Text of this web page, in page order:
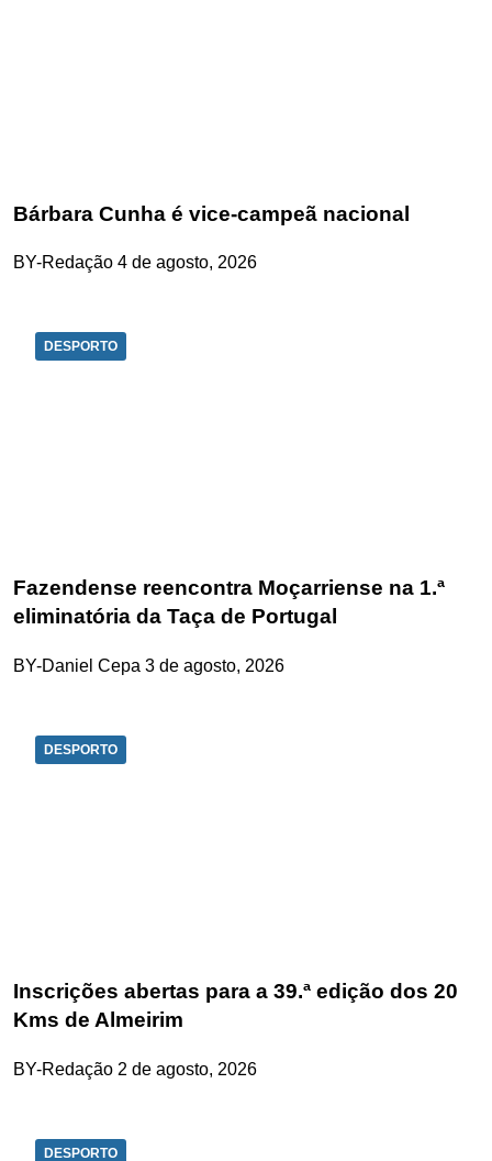
Bárbara Cunha é vice-campeã nacional
BY-Redação 4 de agosto, 2026
DESPORTO
Fazendense reencontra Moçarriense na 1.ª
eliminatória da Taça de Portugal
BY-Daniel Cepa 3 de agosto, 2026
DESPORTO
Inscrições abertas para a 39.ª edição dos 20
Kms de Almeirim
BY-Redação 2 de agosto, 2026
DESPORTO